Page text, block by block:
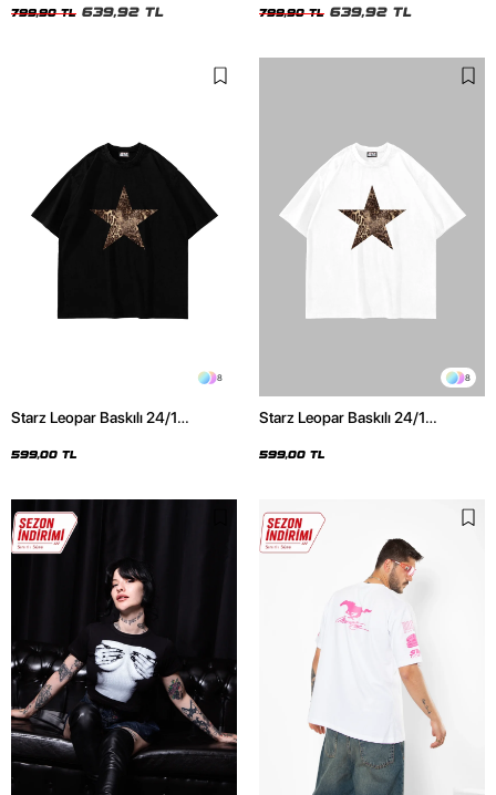
799,90 TL 639,92 TL 799,90 TL 639,92 TL
8
Starz Leopar Baskılı 24/1
599,00 TL
8
Starz Leopar Baskılı 24/1
599,00 TL